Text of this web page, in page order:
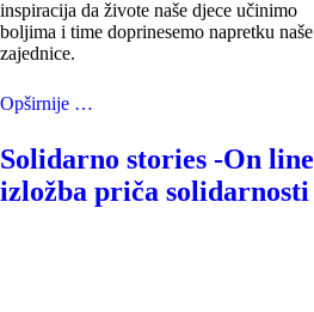
inspiracija da živote naše djece učinimo
boljima i time doprinesemo napretku naše
zajednice.
Opširnije …
Solidarno stories -On line
izložba priča solidarnosti